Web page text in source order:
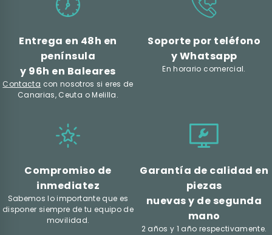
Entrega en 48h en
península
y 96h en Baleares
Contacta con nosotros si eres de
Canarias, Ceuta o Melilla.
Soporte por teléfono
y Whatsapp
En horario comercial.
Compromiso de
inmediatez
Sabemos lo importante que es
disponer siempre de tu equipo de
movilidad.
Garantía de calidad en
piezas
nuevas y de segunda
mano
2 años y 1 año respectivamente.